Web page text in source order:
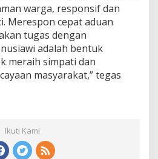
warga, responsif dan
Merespon cepat aduan
tugas dengan
adalah bentuk
meraih simpati dan
masyarakat,” tegas
Ikuti Kami